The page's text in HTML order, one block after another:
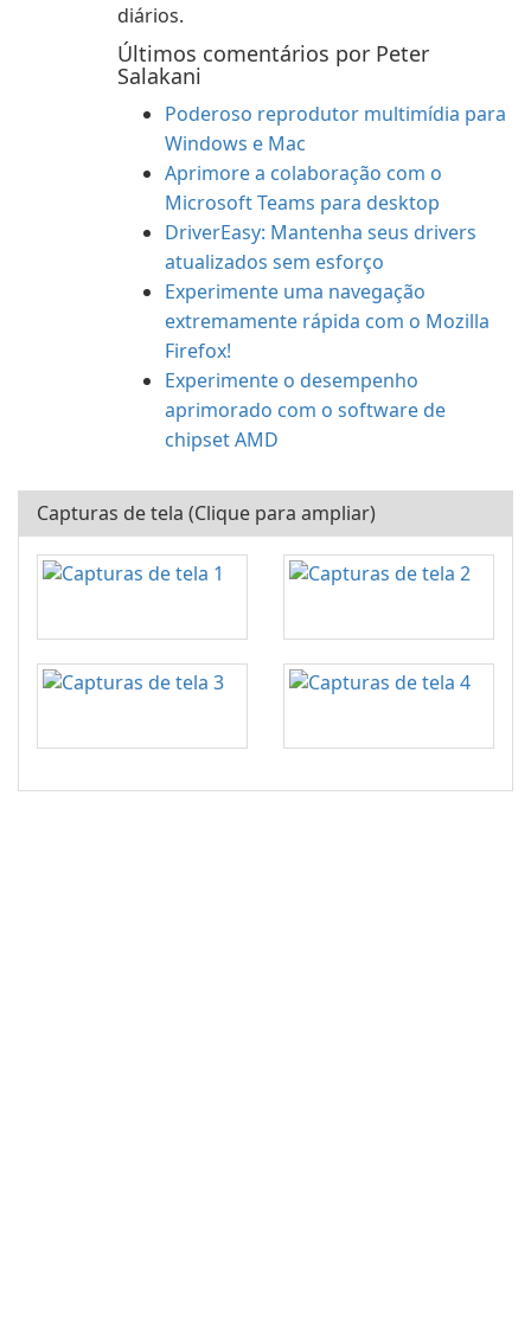
diários.
Últimos comentários por Peter
Salakani
Poderoso reprodutor multimídia para
Windows e Mac
Aprimore a colaboração com o
Microsoft Teams para desktop
DriverEasy: Mantenha seus drivers
atualizados sem esforço
Experimente uma navegação
extremamente rápida com o Mozilla
Firefox!
Experimente o desempenho
aprimorado com o software de
chipset AMD
Capturas de tela (Clique para ampliar)